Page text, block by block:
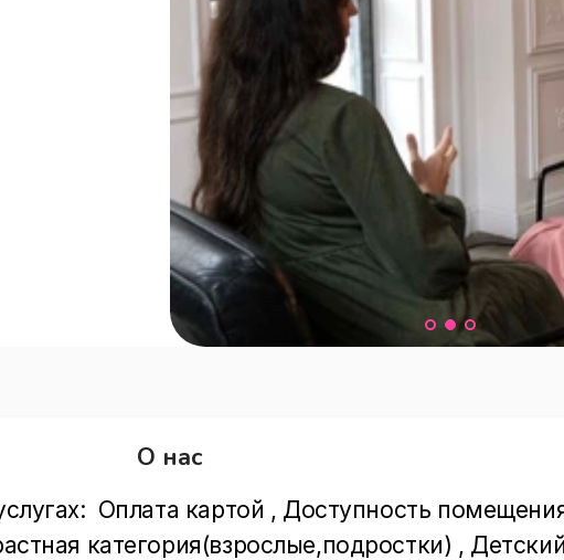
О нас
Оплата картой , Доступность
категория(взрослые,подростки) ,